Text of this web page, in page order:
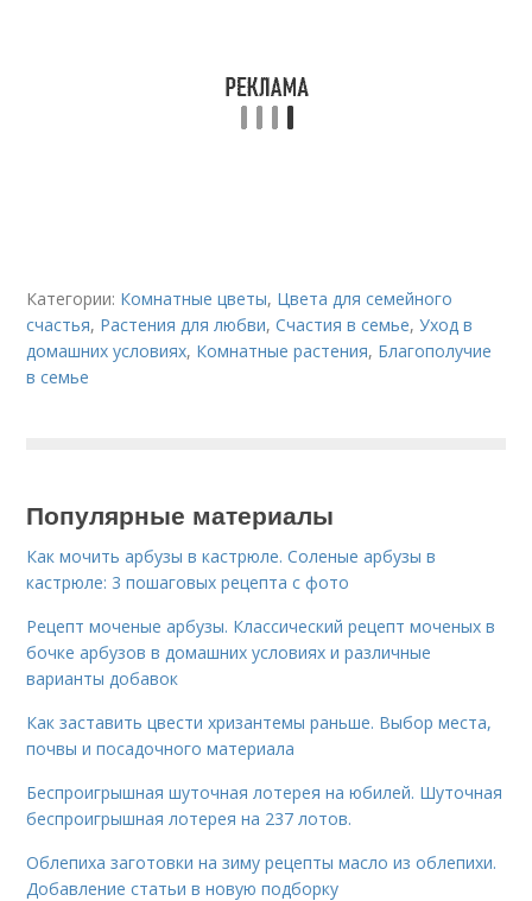
Категории: Комнатные цветы, Цвета для семейного
счастья, Растения для любви,Счастия в семье,Уход в
домашних условиях, Комнатные растения, Благополучие
в семье
Популярные материалы
Как мочить арбузы в кастрюле. Соленые арбузы в
кастрюле: 3 пошаговых рецепта с фото
Рецепт моченые арбузы. Классический рецепт моченых в
бочке арбузов в домашних условиях и различные
варианты добавок
Как заставить цвести хризантемы раньше. Выбор места,
почвы и посадочного материала
Беспроигрышная шуточная лотерея на юбилей. Шуточная
беспроигрышная лотерея на 237 лотов.
Облепиха заготовки на зиму рецепты масло из облепихи.
Добавление статьи в новую подборку